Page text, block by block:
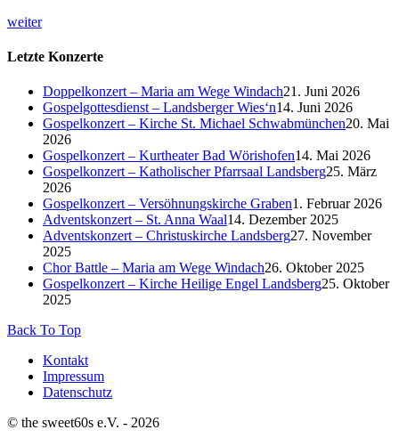
weiter
Letzte Konzerte
Doppelkonzert – Maria am Wege Windach21. Juni 2026
Gospelgottesdienst – Landsberger Wies‘n14. Juni 2026
Gospelkonzert – Kirche St. Michael Schwabmünchen20. Mai
2026
Gospelkonzert – Kurtheater Bad Wörishofen14. Mai 2026
Gospelkonzert – Katholischer Pfarrsaal Landsberg25. März
2026
Gospelkonzert – Versöhnungskirche Graben1. Februar 2026
Adventskonzert – St. Anna Waal14. Dezember 2025
Adventskonzert – Christuskirche Landsberg27. November
2025
Chor Battle – Maria am Wege Windach26. Oktober 2025
Gospelkonzert – Kirche Heilige Engel Landsberg25. Oktober
2025
Back To Top
Kontakt
Impressum
Datenschutz
© the sweet60s e.V. - 2026